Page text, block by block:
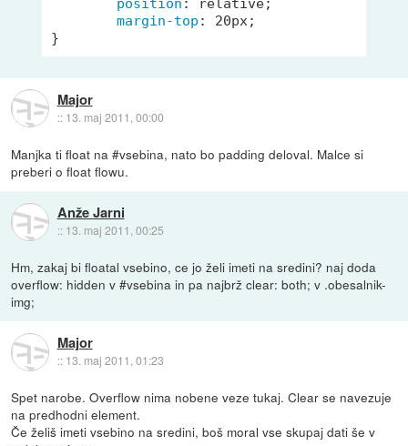
position : relative;
margin-top : 20px;
}
Major
:: 13. maj 2011, 00:00
Manjka ti float na #vsebina, nato bo padding deloval. Malce si
preberi o float flowu.
Anže Jarni
:: 13. maj 2011, 00:25
Hm, zakaj bi floatal vsebino, ce jo želi imeti na sredini? naj doda
overflow: hidden v #vsebina in pa najbrž clear: both; v .obesalnik-
img;
Major
:: 13. maj 2011, 01:23
Spet narobe. Overflow nima nobene veze tukaj. Clear se navezuje
na predhodni element.
Če želiš imeti vsebino na sredini, boš moral vse skupaj dati še v